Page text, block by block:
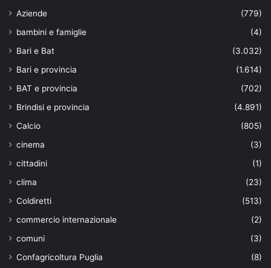
Aziende
(779)
bambini e famiglie
(4)
Bari e Bat
(3.032)
Bari e provincia
(1.614)
BAT e provincia
(702)
Brindisi e provincia
(4.891)
Calcio
(805)
cinema
(3)
cittadini
(1)
clima
(23)
Coldiretti
(513)
commercio internazionale
(2)
comuni
(3)
Confagricoltura Puglia
(8)